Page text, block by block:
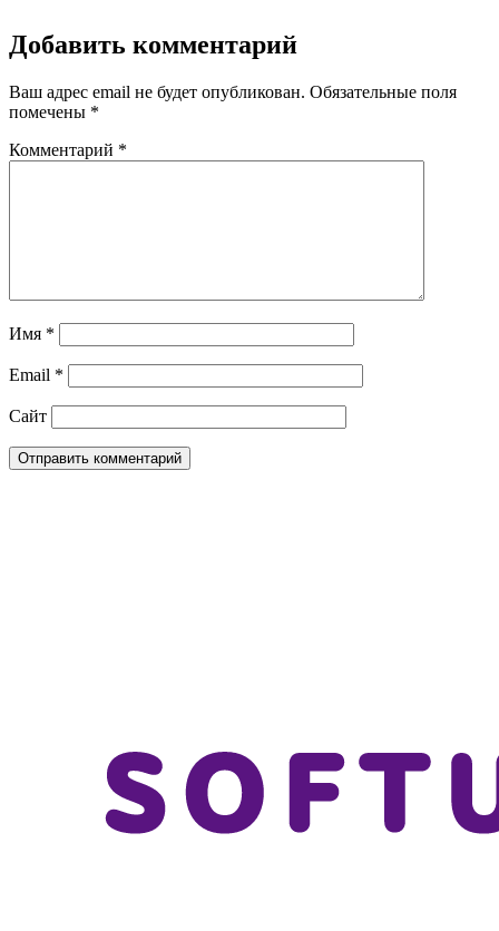
Добавить комментарий
Ваш адрес email не будет опубликован. Обязательные поля
помечены *
Комментарий *
Имя *
Email *
Сайт